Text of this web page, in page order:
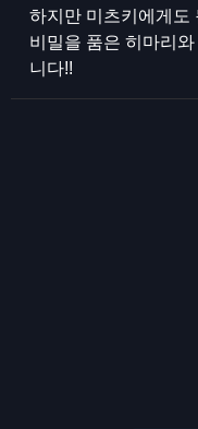
하지만 미츠키에게도
비밀을 품은 히마리
니다!!